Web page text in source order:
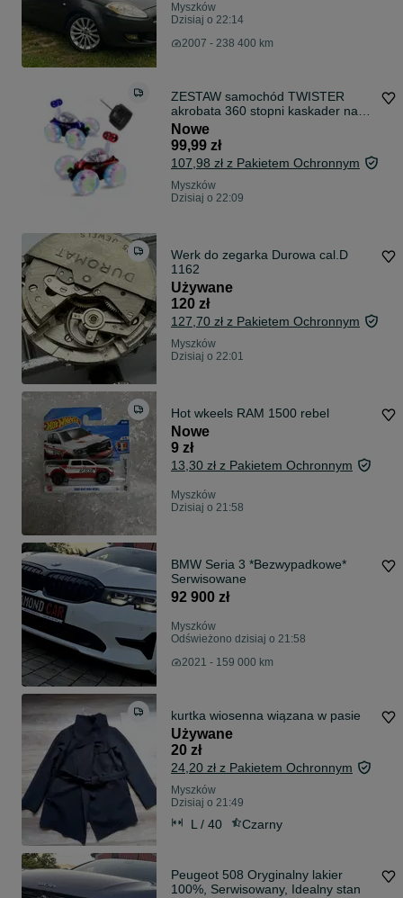
Myszków
Dzisiaj o 22:14
2007 - 238 400 km
ZESTAW samochód TWISTER
akrobata 360 stopni kaskader na
pilota auto
Nowe
99,99 zł
107,98 zł z Pakietem Ochronnym
Myszków
Dzisiaj o 22:09
Werk do zegarka Durowa cal.D
1162
Używane
120 zł
127,70 zł z Pakietem Ochronnym
Myszków
Dzisiaj o 22:01
Hot wkeels RAM 1500 rebel
Nowe
9 zł
13,30 zł z Pakietem Ochronnym
Myszków
Dzisiaj o 21:58
BMW Seria 3 *Bezwypadkowe*
Serwisowane
92 900 zł
Myszków
Odświeżono dzisiaj o 21:58
2021 - 159 000 km
kurtka wiosenna wiązana w pasie
Używane
20 zł
24,20 zł z Pakietem Ochronnym
Myszków
Dzisiaj o 21:49
L / 40 Czarny
Peugeot 508 Oryginalny lakier
100%, Serwisowany, Idealny stan